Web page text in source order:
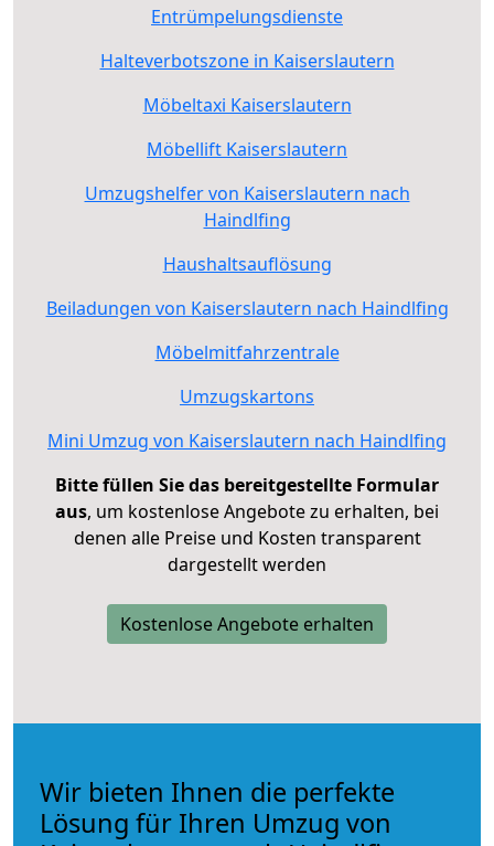
Entrümpelungsdienste
Halteverbotszone in Kaiserslautern
Möbeltaxi Kaiserslautern
Möbellift Kaiserslautern
Umzugshelfer von Kaiserslautern nach
Haindlfing
Haushaltsauflösung
Beiladungen von Kaiserslautern nach Haindlfing
Möbelmitfahrzentrale
Umzugskartons
Mini Umzug von Kaiserslautern nach Haindlfing
Bitte füllen Sie das bereitgestellte Formular
aus, um kostenlose Angebote zu erhalten, bei
denen alle Preise und Kosten transparent
dargestellt werden
Kostenlose Angebote erhalten
Wir bieten Ihnen die perfekte
Lösung für Ihren Umzug von